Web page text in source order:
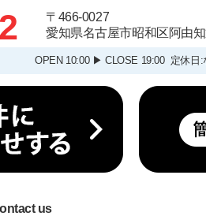
〒466-0027
愛知県名古屋市昭和区阿由
OPEN 10:00 ▶ CLOSE 19:00 定休日:
us